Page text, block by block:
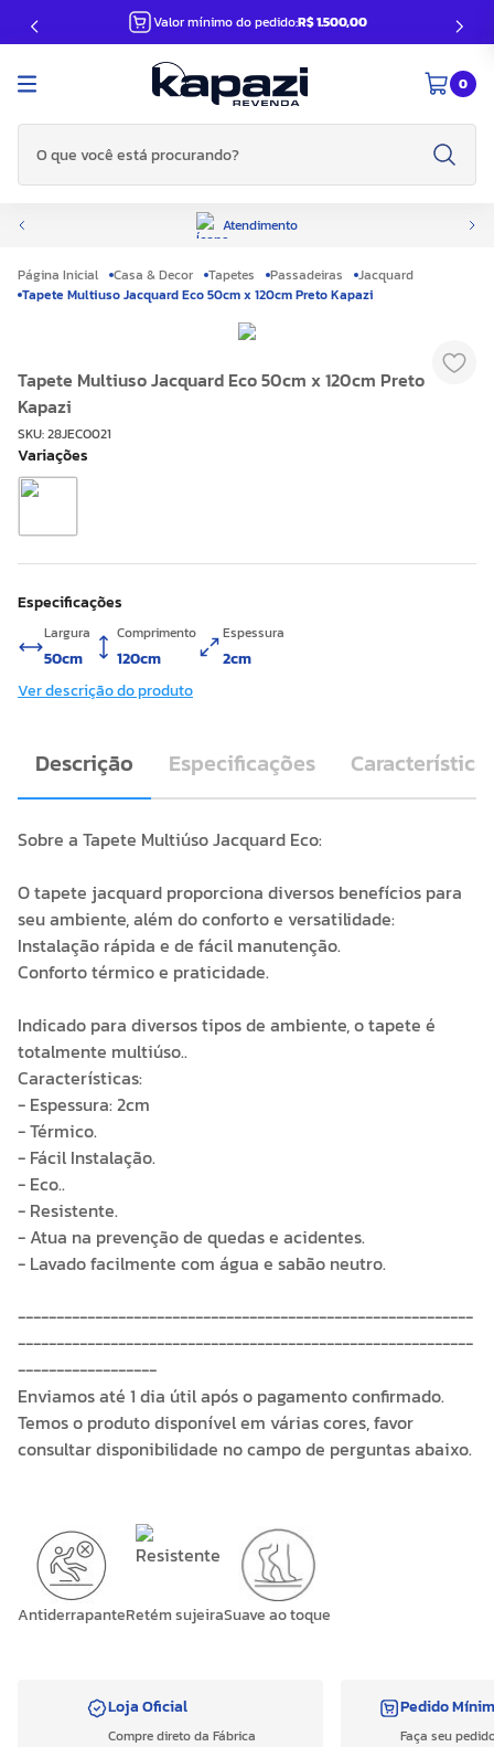
Valor mínimo do pedido:R$ 1.500,00
0
O que você está procurando?
Atendimento
Casa & Decor Tapetes Passadeiras
Jacquard
Tapete Multiuso Jacquard Eco 50cm x 120cm Preto Kapazi
Tapete Multiuso Jacquard Eco 50cm x 120cm Preto
Kapazi
SKU:28JECO021
Especificações
Largura
50cm
Comprimento
120cm
Espessura
2cm
Ver descrição do produto
Descrição Especificações
Sobre a Tapete Multiúso Jacquard Eco:
O tapete jacquard proporciona diversos benefícios para
seu ambiente, além do conforto e versatilidade:
Instalação rápida e de fácil manutenção.
Conforto térmico e praticidade.
Indicado para diversos tipos de ambiente, o tapete é
totalmente multiúso..
Características:
- Espessura: 2cm
- Térmico.
- Fácil Instalação.
- Eco..
- Resistente.
- Atua na prevenção de quedas e acidentes.
- Lavado facilmente com água e sabão neutro.
-----------------------------------------------------------
-----------------------------------------------------------
------------------
Enviamos até 1 dia útil após o pagamento confirmado.
Temos o produto disponível em várias cores, favor
consultar disponibilidade no campo de perguntas abaixo.
AntiderrapanteRetém sujeiraSuave ao toque
Loja Oficial
Compre direto da Fábrica
Pedido
Faça seu